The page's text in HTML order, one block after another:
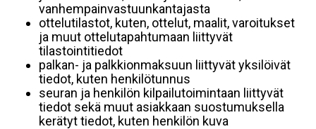
vanhempainvastuunkantajasta
ottelutilastot, kuten, ottelut, maalit, varoitukset
ja muut ottelutapahtumaan liittyvät
tilastointitiedot
palkan- ja palkkionmaksuun liittyvät yksilöivät
tiedot, kuten henkilötunnus
seuran ja henkilön kilpailutoimintaan liittyvät
tiedot sekä muut asiakkaan suostumuksella
kerätyt tiedot, kuten henkilön kuva